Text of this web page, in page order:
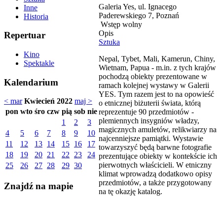
Inne
Historia
Repertuar
Kino
Spektakle
Kalendarium
< mar Kwiecień 2022 maj >
pon wto śro czw pią sob nie
1
2
3
4
5 6 7 8 9
10
11
12 13 14 15 16
17
18
19 20 21 22 23
24
25
26 27 28 29 30
Znajdź na mapie
Galeria Yes, ul. Ignacego
Paderewskiego 7, Poznań
Wstęp wolny
Opis
Sztuka
Nepal, Tybet, Mali, Kamerun, Chiny,
Wietnam, Papua - m.in. z tych krajów
pochodzą obiekty prezentowane w
ramach kolejnej wystawy w Galerii
YES. Tym razem jest to na opowieść
o etnicznej biżuterii świata, którą
reprezentuje 90 przedmiotów -
plemiennych insygniów władzy,
magicznych amuletów, relikwiarzy na
najcenniejsze pamiątki. Wystawie
towarzyszyć będą barwne fotografie
prezentujące obiekty w kontekście ich
pierwotnych właścicieli. W etniczny
klimat wprowadzą dodatkowo opisy
przedmiotów, a także przygotowany
na tę okazję katalog.